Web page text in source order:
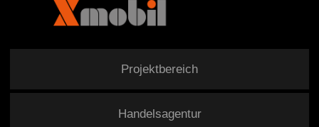
Projektbereich
Handelsagentur